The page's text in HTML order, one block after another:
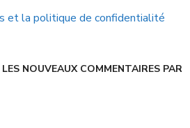
et la politique de confidentialité
NOUVEAUX COMMENTAIRES PAR